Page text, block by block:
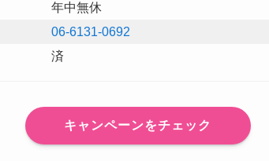
年中無休
06-6131-0692
済
キャンペーンをチェック